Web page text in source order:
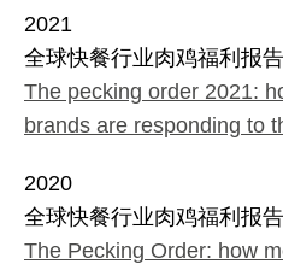
2021
全球快餐行业肉鸡福利报告
The pecking order 2021:
brands are responding to
2020
全球快餐行业肉鸡福利报告
The Pecking Order: how